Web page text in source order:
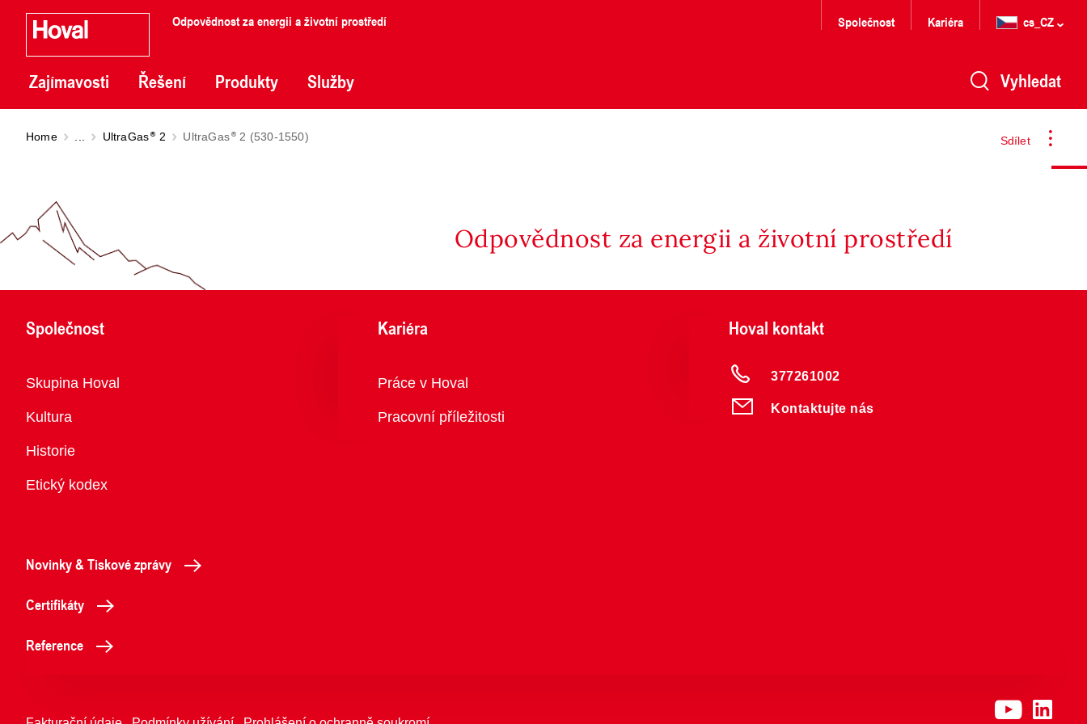
Odpovědnost za energii a životní prostředí
Zajímavosti Řešení Produkty Služby
Společnost Kariéra cs_CZ
Vyhledat
Sdílet
Home UltraGas 2 UltraGas 2 (530-1550)
Odpovědnost za energii a životní prostředí
Společnost
Přehled
Skupina Hoval
Kultura
Historie
Etický kodex
Kariéra
Přehled
Práce v Hoval
Pracovní příležitosti
Hoval kontakt
377261002
Kontaktujte nás
Novinky & Tiskové zprávy
Certifikáty
Reference